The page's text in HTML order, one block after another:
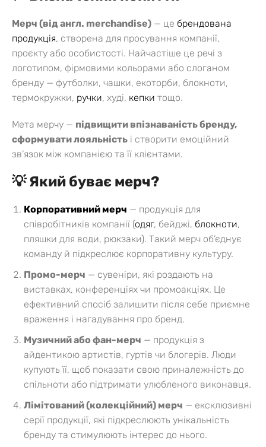
Мерч (від англ. merchandise) — це брендована
продукція, створена для просування компанії,
проєкту або особистості. Найчастіше це речі з
логотипом, фірмовими кольорами або слоганом
бренду — футболки, чашки, екоторби, блокноти,
термокружки, ручки, худі, кепки тощо.
Мета мерчу — підвищити впізнаваність бренду,
сформувати лояльність і створити емоційний
зв’язок між компанією та її клієнтами.
💡 Який буває мерч?
Корпоративний мерч — продукція для
співробітників компанії (одяг, бейджі, блокноти,
пляшки для води, рюкзаки). Такий мерч об’єднує
команду й підкреслює корпоративну культуру.
Промо-мерч — сувеніри, які роздають на
виставках, конференціях чи промоакціях. Це
ефективний спосіб залишити після себе приємне
враження і нагадування про бренд.
Музичний або фан-мерч — продукція з
айдентикою артистів, гуртів чи блогерів. Люди
купують її, щоб показати свою приналежність до
спільноти або підтримати улюбленого виконавця.
Лімітований (колекційний) мерч — ексклюзивні
серії продукції, які підкреслюють унікальність
бренду та стимулюють інтерес до нього.